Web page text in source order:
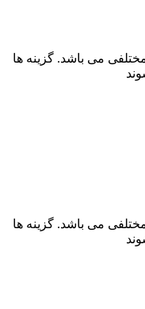
می باشد. گزینه ها
می باشد. گزینه ها